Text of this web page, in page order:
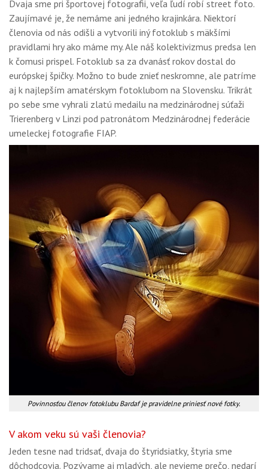
Dvaja sme pri športovej fotografii, veľa ľudí robí street foto.
Zaujímavé je, že nemáme ani jedného krajinkára. Niektorí
členovia od nás odišli a vytvorili iný fotoklub s mäkšími
pravidlami hry ako máme my. Ale náš kolektivizmus predsa len
k čomusi prispel. Fotoklub sa za dvanásť rokov dostal do
európskej špičky. Možno to bude znieť neskromne, ale patríme
aj k najlepším amatérskym fotoklubom na Slovensku. Trikrát
po sebe sme vyhrali zlatú medailu na medzinárodnej súťaži
Trierenberg v Linzi pod patronátom Medzinárodnej federácie
umeleckej fotografie FIAP.
Povinnosťou členov fotoklubu Bardaf je pravidelne priniesť nové fotky.
V akom veku sú vaši členovia?
Jeden tesne nad tridsať, dvaja do štyridsiatky, štyria sme
dôchodcovia. Pozývame aj mladých, ale nevieme prečo, nedarí